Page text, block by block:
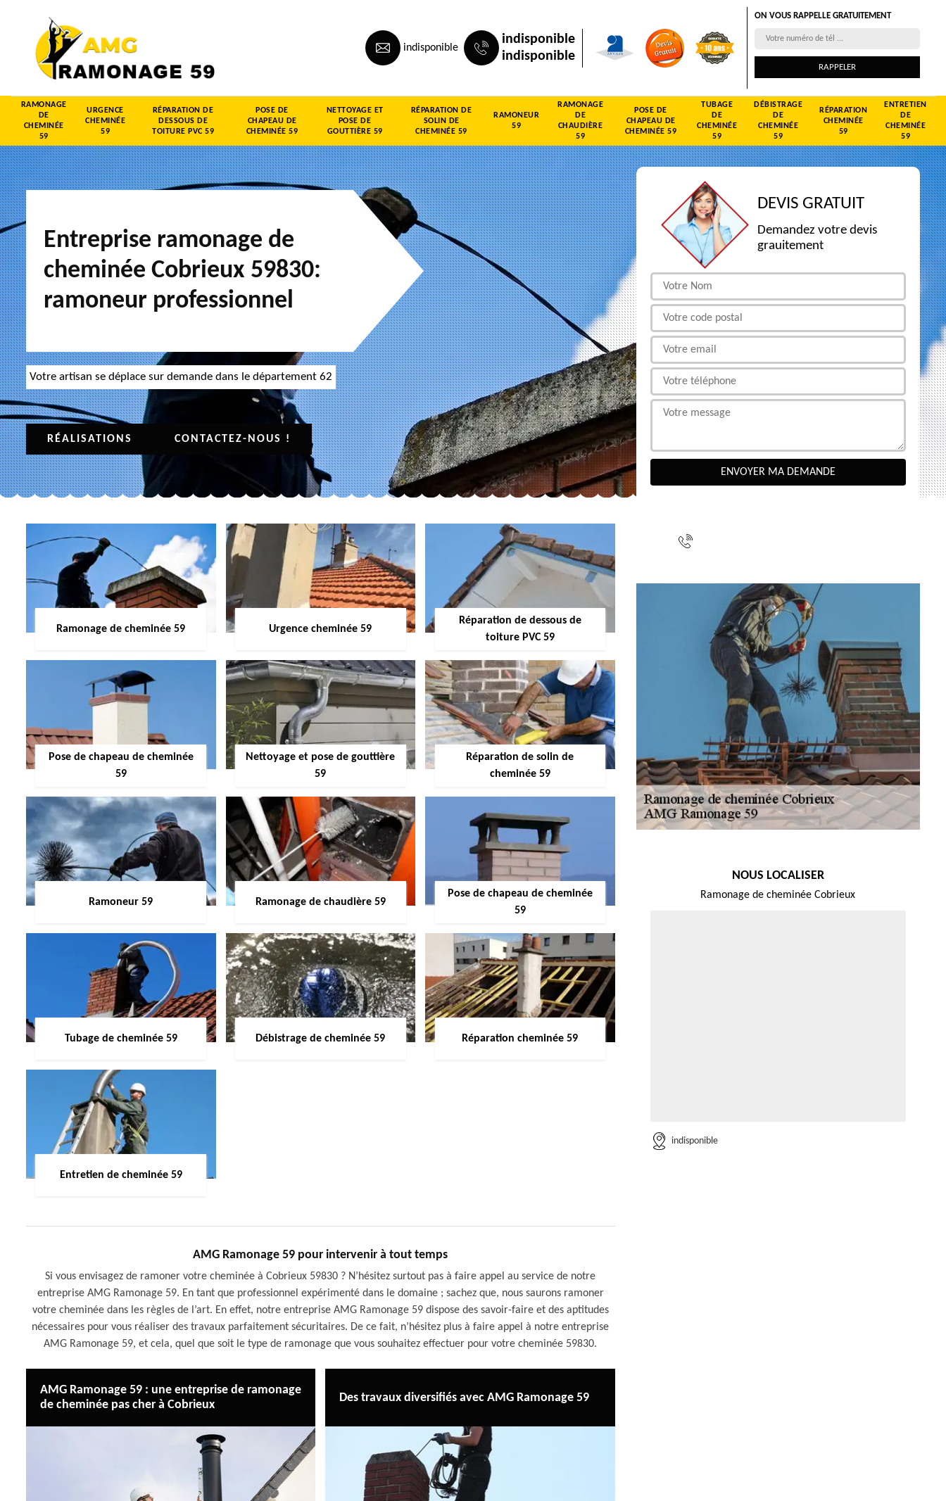
indisponible
indisponible
indisponible
ON VOUS RAPPELLE GRATUITEMENT
RAMONAGE
DE
CHEMINÉE
59
URGENCE
CHEMINÉE
59
RÉPARATION DE
DESSOUS DE
TOITURE PVC 59
POSE DE
CHAPEAU DE
CHEMINÉE 59
NETTOYAGE ET
POSE DE
GOUTTIÈRE 59
RÉPARATION DE
SOLIN DE
CHEMINÉE 59
RAMONEUR
59
RAMONAGE
DE
CHAUDIÈRE
59
POSE DE
CHAPEAU DE
CHEMINÉE 59
TUBAGE
DE
CHEMINÉE
59
DÉBISTRAGE
DE
CHEMINÉE
59
RÉPARATION
CHEMINÉE
59
ENTRETIEN
DE
CHEMINÉE
59
Entreprise ramonage de
cheminée Cobrieux 59830:
ramoneur professionnel
Votre artisan se déplace sur demande dans le département 62
RÉALISATIONS CONTACTEZ-NOUS !
Ramonage de cheminée 59 Urgence cheminée 59
Réparation de dessous de
toiture PVC 59
Pose de chapeau de cheminée
59
Nettoyage et pose de gouttière
59
Réparation de solin de
cheminée 59
Ramoneur 59 Ramonage de chaudière 59
Pose de chapeau de cheminée
59
Tubage de cheminée 59 Débistrage de cheminée 59 Réparation cheminée 59
Entretien de cheminée 59
AMG Ramonage 59 pour intervenir à tout temps
Si vous envisagez de ramoner votre cheminée à Cobrieux 59830 ? N’hésitez surtout pas à faire appel au service de notre
entreprise AMG Ramonage 59. En tant que professionnel expérimenté dans le domaine ; sachez que, nous saurons ramoner
votre cheminée dans les règles de l’art. En effet, notre entreprise AMG Ramonage 59 dispose des savoir-faire et des aptitudes
nécessaires pour vous réaliser des travaux parfaitement sécuritaires. De ce fait, n’hésitez plus à faire appel à notre entreprise
AMG Ramonage 59, et cela, quel que soit le type de ramonage que vous souhaitez effectuer pour votre cheminée 59830.
AMG Ramonage 59 : une entreprise de ramonage
de cheminée pas cher à Cobrieux
Des travaux diversifiés avec AMG Ramonage 59
DEVIS GRATUIT
Demandez votre devis
grauitement
NOUS LOCALISER
Ramonage de cheminée Cobrieux
indisponible